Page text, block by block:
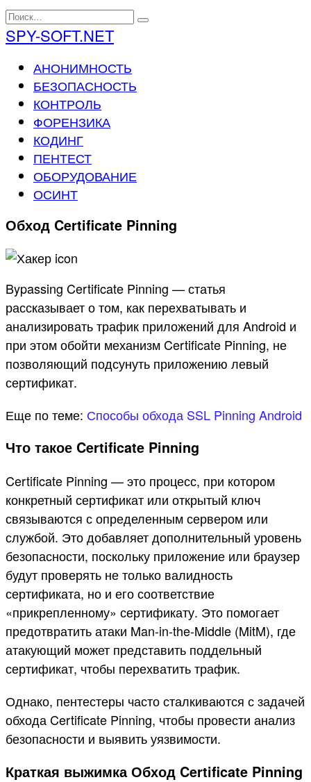
Перейти
к
содержанию
Search
for:
SPY-SOFT.NET
АНОНИМНОСТЬ
БЕЗОПАСНОСТЬ
КОНТРОЛЬ
ФОРЕНЗИКА
КОДИНГ
ПЕНТЕСТ
ОБОРУДОВАНИЕ
ОСИНТ
Обход Certificate Pinning
Bypassing Certificate Pinning — статья
рассказывает о том, как перехватывать и
анализировать трафик приложений для Android и
при этом обойти механизм Certificate Pinning, не
позволяющий подсунуть приложению левый
сертификат.
Еще по теме: Способы обхода SSL Pinning Android
Что такое Certificate Pinning
Certificate Pinning — это процесс, при котором
конкретный сертификат или открытый ключ
связываются с определенным сервером или
службой. Это добавляет дополнительный уровень
безопасности, поскольку приложение или браузер
будут проверять не только валидность
сертификата, но и его соответствие
«прикрепленному» сертификату. Это помогает
предотвратить атаки Man-in-the-Middle (MitM), где
атакующий может представить поддельный
сертификат, чтобы перехватить трафик.
Однако, пентестеры часто сталкиваются с задачей
обхода Certificate Pinning, чтобы провести анализ
безопасности и выявить уязвимости.
Краткая выжимка Обход Certificate Pinning